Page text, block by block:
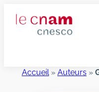
Accueil» Auteurs»